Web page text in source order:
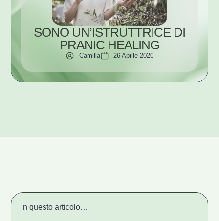
SONO UN’ISTRUTTRICE DI
PRANIC HEALING
Camilla 26 Aprile 2020
In questo articolo…